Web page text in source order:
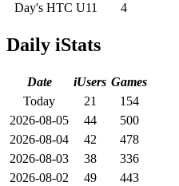
Day's HTC U11
4
Daily iStats
Date iUsers Games
Today
21
154
2026-08-05
44
500
2026-08-04
42
478
2026-08-03
38
336
2026-08-02
49
443